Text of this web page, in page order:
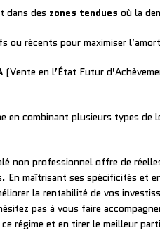
dans des zones tendues où la
ou récents pour maximiser
(Vente en l’État Futur
en combinant plusieurs types de
non professionnel offre de
En maîtrisant ses spécificités et
la rentabilité de vos
pas à vous faire
régime et en tirer le meilleur